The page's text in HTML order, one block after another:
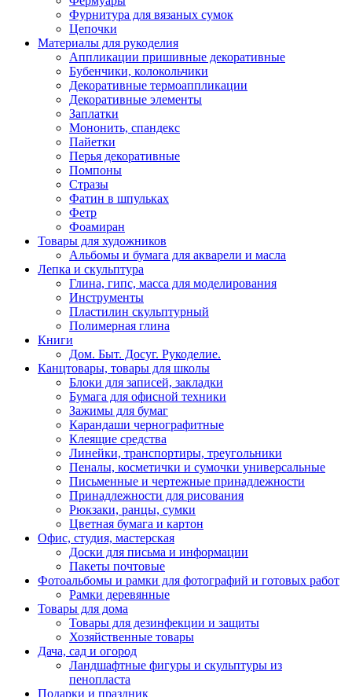
Фурнитура для вязаных сумок
Цепочки
Материалы для рукоделия
Аппликации пришивные декоративные
Бубенчики, колокольчики
Декоративные термоаппликации
Декоративные элементы
Заплатки
Мононить, спандекс
Пайетки
Перья декоративные
Помпоны
Стразы
Фатин в шпульках
Фетр
Фоамиран
Товары для художников
Альбомы и бумага для акварели и масла
Лепка и скульптура
Глина, гипс, масса для моделирования
Инструменты
Пластилин скульптурный
Полимерная глина
Книги
Дом. Быт. Досуг. Рукоделие.
Канцтовары, товары для школы
Блоки для записей, закладки
Бумага для офисной техники
Зажимы для бумаг
Карандаши чернографитные
Клеящие средства
Линейки, транспортиры, треугольники
Пеналы, косметички и сумочки универсальные
Письменные и чертежные принадлежности
Принадлежности для рисования
Рюкзаки, ранцы, сумки
Цветная бумага и картон
Офис, студия, мастерская
Доски для письма и информации
Пакеты почтовые
Фотоальбомы и рамки для фотографий и готовых работ
Рамки деревянные
Товары для дома
Товары для дезинфекции и защиты
Хозяйственные товары
Дача, сад и огород
Ландшафтные фигуры и скульптуры из
пенопласта
Подарки и праздник